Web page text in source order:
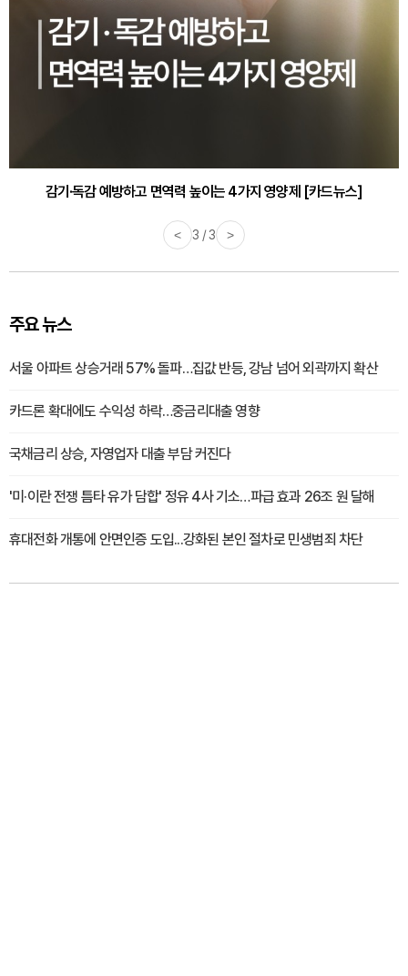
감기·독감 예방하고 면역력 높이는 4가지 영양제 [카드뉴스]
< 3 / 3 >
주요 뉴스
서울 아파트 상승거래 57% 돌파…집값 반등, 강남 넘어 외곽까지 확산
카드론 확대에도 수익성 하락…중금리대출 영향
국채금리 상승, 자영업자 대출 부담 커진다
'미·이란 전쟁 틈타 유가 담합' 정유 4사 기소…파급 효과 26조 원 달해
휴대전화 개통에 안면인증 도입...강화된 본인 절차로 민생범죄 차단